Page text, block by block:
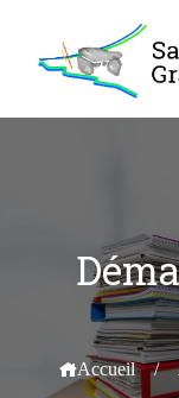
Accueil /